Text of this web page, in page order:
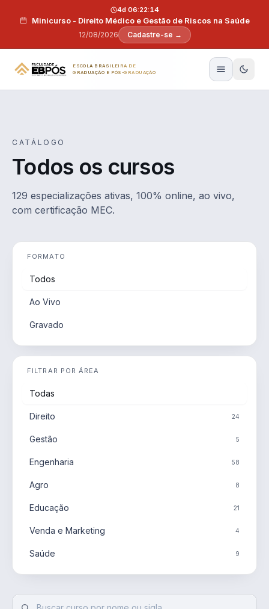
Minicurso - Direito Médico e Gestão de Riscos na Saúde
12/08/2026
4d 06:22:13
Cadastre-se →
ESCOLA BRASILEIRA DE
GRADUAÇÃO E PÓS-GRADUAÇÃO
CATÁLOGO
Todos os cursos
129 especializações ativas, 100% online, ao vivo,
com certificação MEC.
FORMATO
Todos
Ao Vivo
Gravado
FILTRAR POR ÁREA
Todas
Direito 24
Gestão 5
Engenharia 58
Agro 8
Educação 21
Venda e Marketing 4
Saúde 9